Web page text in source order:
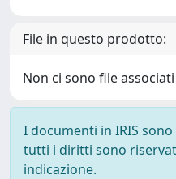
File in questo prodotto:
Non ci sono file
I documenti in IRIS
tutti i diritti sono
indicazione.